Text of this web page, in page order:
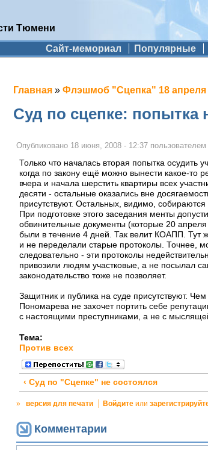
Тюмени
Сайт-мемориал Популярные
Вы здесь
Главная » Флэшмоб "Сцепка" 18 апреля
Суд по сцепке: попытка
Опубликовано 18 июня, 2008 - 12:37 пользователем
Только что началась вторая попытка
когда по закону ещё можно вынести какое-то
вчера и начала шерстить квартиры всех
десяти - остальные оказались вне
присутствуют. Остальных, видимо,
При подготовке этого заседания менты
обвинительные документы (которые 20
были в течение 4 дней. Так велит КОАПП. Тут
и не переделали старые протоколы. Точнее,
следовательно - эти протоколы
привозили людям участковые, а не посылал
законодательство тоже не позволяет.
Защитник и публика на суде присутствуют.
Пономарева не захочет портить себе
с настоящими преступниками, а не с
Тема:
Против всех
‹ Суд по "Сцепке" не состоялся
» версия для печати Войдите или
Комментарии